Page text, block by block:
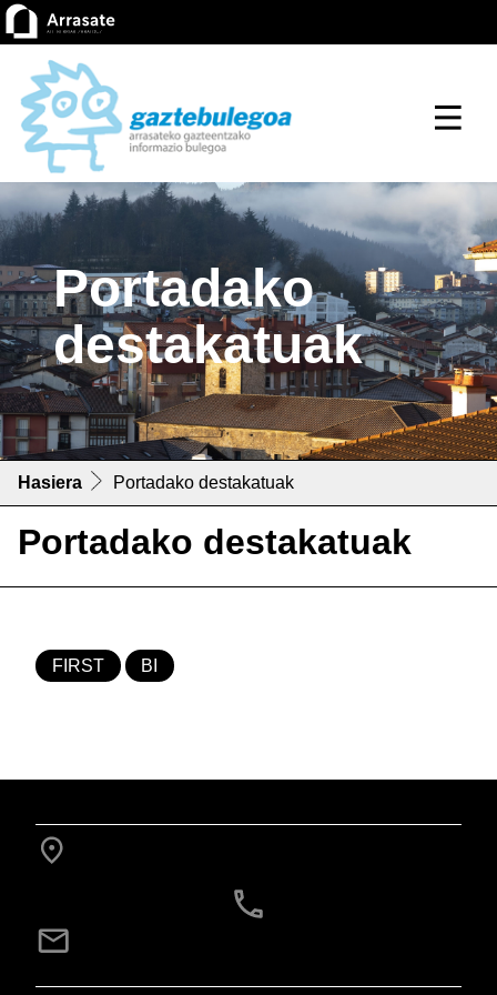
Portadako
destakatuak
Hasiera Portadako destakatuak
Portadako destakatuak
FIRST BI